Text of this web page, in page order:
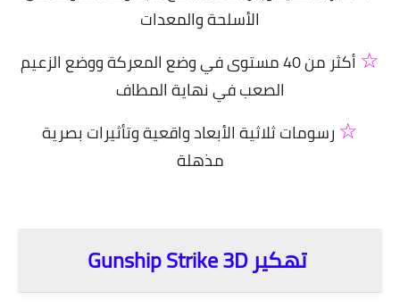
الأسلحة والمعدات
☆
أكثر من 40 مستوى في وضع المعركة ووضع الزعيم
الصعب في نهاية المطاف
☆ رسومات ثلاثية الأبعاد واقعية وتأثيرات بصرية
مذهلة
تهكير Gunship Strike 3D